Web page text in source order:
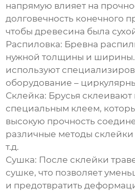
напрямую влияет на
долговечность конечного
чтобы древесина была
Распиловка: Бревна
нужной толщины и ширины.
используют
оборудование –
Склейка: Брусья
специальным клеем,
высокую прочность
различные методы склейки
т.д.
Сушка: После склейки
сушке, что позволяет
и предотвратить